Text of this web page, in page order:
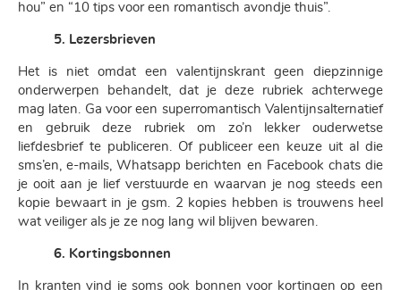
hou” en “10 tips voor een romantisch avondje thuis”.
5. Lezersbrieven
Het is niet omdat een valentijnskrant geen diepzinnige
onderwerpen behandelt, dat je deze rubriek achterwege
mag laten. Ga voor een superromantisch Valentijnsalternatief
en gebruik deze rubriek om zo’n lekker ouderwetse
liefdesbrief te publiceren. Of publiceer een keuze uit al die
sms’en, e-mails, Whatsapp berichten en Facebook chats die
je ooit aan je lief verstuurde en waarvan je nog steeds een
kopie bewaart in je gsm. 2 kopies hebben is trouwens heel
wat veiliger als je ze nog lang wil blijven bewaren.
6. Kortingsbonnen
In kranten vind je soms ook bonnen voor kortingen op een